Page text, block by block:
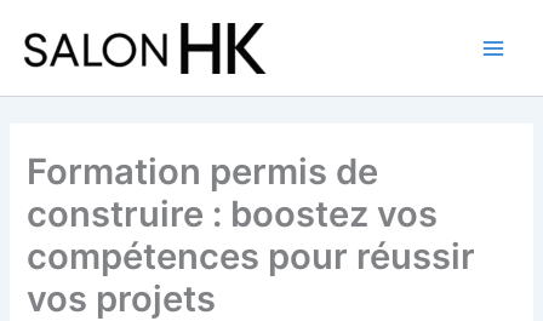
contenu
Formation permis de
construire : boostez vos
compétences pour réussir
vos projets